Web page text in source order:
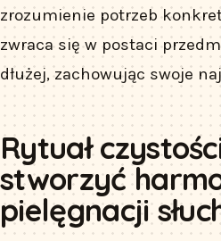
zrozumienie potrzeb
zwraca się w postaci
dłużej, zachowując swoje
Rytuał
stworzyć
pielęgnacji